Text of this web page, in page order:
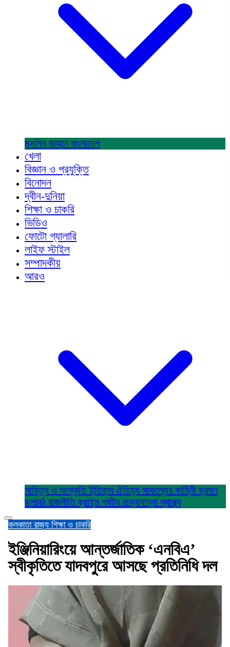
মুসলিম জাহান বাংলাদেশ
খেলা
বিজ্ঞান ও প্রযুক্তি
বিনোদন
দ্বীন-দুনিয়া
শিক্ষা ও চাকরি
ভিডিও
ফোটো গ্যালারি
লাইফ স্টাইল
সম্পাদকীয়
আরও
সাহিত্য ও সংস্কৃতিইতিহাস ঐতিহ্য সাফল্যের কাহিনীভ্রমণ
রূপচর্চা রাজনীতিক্রাইম পর্যটন রান্নাবান্নাস্বাস্থ্য
কলকাতা রাজ্য শিক্ষা ও চাকরি
ইঞ্জিনিয়ারিংয়ে আন্তর্জাতিক ‘এনবিএ’
স্বীকৃতিতে যাদবপুরে আসছে প্রতিনিধি দল